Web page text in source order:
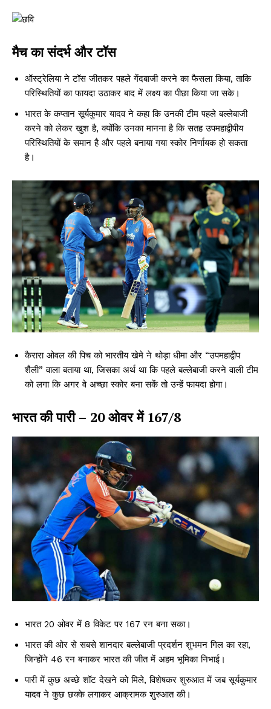
मैच का संदर्भ और टॉस
ऑस्ट्रेलिया ने टॉस जीतकर पहले गेंदबाजी करने का फैसला किया, ताकि
परिस्थितियों का फायदा उठाकर बाद में लक्ष्य का पीछा किया जा सके।
भारत के कप्तान सूर्यकुमार यादव ने कहा कि उनकी टीम पहले बल्लेबाजी
करने को लेकर खुश है, क्योंकि उनका मानना ​​है कि सतह उपमहाद्वीपीय
परिस्थितियों के समान है और पहले बनाया गया स्कोर निर्णायक हो सकता
है।
कैरारा ओवल की पिच को भारतीय खेमे ने थोड़ा धीमा और “उपमहाद्वीप
शैली” वाला बताया था, जिसका अर्थ था कि पहले बल्लेबाजी करने वाली टीम
को लगा कि अगर वे अच्छा स्कोर बना सकें तो उन्हें फायदा होगा।
भारत की पारी – 20 ओवर में 167/8
भारत 20 ओवर में 8 विकेट पर 167 रन बना सका।
भारत की ओर से सबसे शानदार बल्लेबाजी प्रदर्शन शुभमन गिल का रहा,
जिन्होंने 46 रन बनाकर भारत की जीत में अहम भूमिका निभाई।
पारी में कुछ अच्छे शॉट देखने को मिले, विशेषकर शुरुआत में जब सूर्यकुमार
यादव ने कुछ छक्के लगाकर आक्रामक शुरुआत की।